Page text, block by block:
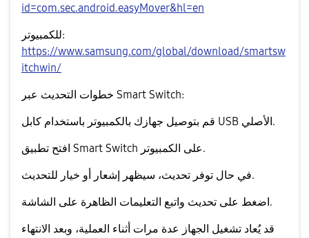
id=com.sec.android.easyMover&hl=en
للكمبيوتر:
https://www.samsung.com/global/download/smartsw
itchwin/
خطوات التحديث عبر Smart Switch:
قم بتوصيل جهازك بالكمبيوتر باستخدام كابل USB الأصلي.
افتح تطبيق Smart Switch على الكمبيوتر.
في حال توفر تحديث، سيظهر إشعار أو خيار للتحديث.
اضغط على تحديث واتبع التعليمات الظاهرة على الشاشة.
قد يُعاد تشغيل الجهاز عدة مرات أثناء العملية، وبعد الانتهاء